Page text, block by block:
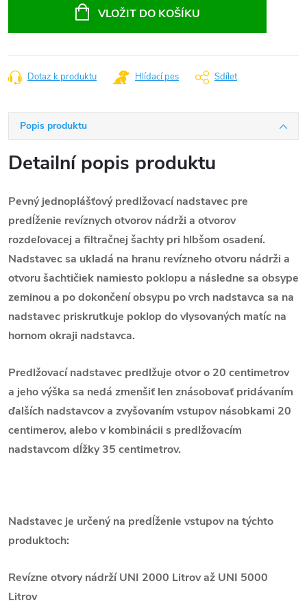
VLOŽIT DO KOŠÍKU
Dotaz k produktu Hlídací pes Sdílet
Popis produktu
Detailní popis produktu
Pevný jednoplášťový predlžovací nadstavec pre
predĺženie revíznych otvorov nádrži a otvorov
rozdeľovacej a filtračnej šachty pri hlbšom osadení.
Nadstavec sa ukladá na hranu revízneho otvoru nádrži a
otvoru šachtičiek namiesto poklopu a následne sa obsype
zeminou a po dokončení obsypu po vrch nadstavca sa na
nadstavec priskrutkuje poklop do vlysovaných matíc na
hornom okraji nadstavca.
Predlžovací nadstavec predlžuje otvor o 20 centimetrov
a jeho výška sa nedá zmenšiť len znásobovať pridávaním
ďalších nadstavcov a zvyšovaním vstupov násobkami 20
centimerov, alebo v kombinácii s predlžovacím
nadstavcom dĺžky 35 centimetrov.
Nadstavec je určený na predĺženie vstupov na týchto
produktoch:
Revízne otvory nádrží UNI 2000 Litrov až UNI 5000
Litrov